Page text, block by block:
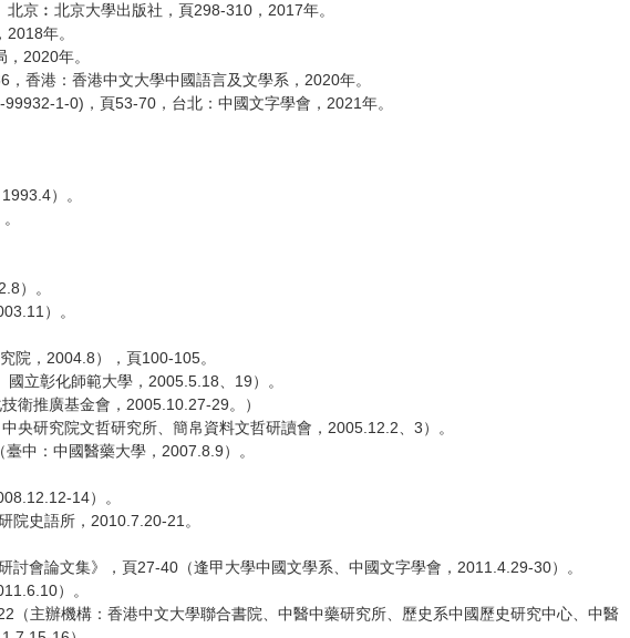
京︰北京大學出版社，頁298-310，2017年。
年。
2020年。
香港：香港中文大學中國語言及文學系，2020年。
1-0)，頁53-70，台北：中國文字學會，2021年。
）。
）。
）。
院，2004.8），頁100-105。
立彰化師範大學，2005.5.18、19）。
衛推廣基金會，2005.10.27-29。）
央研究院文哲研究所、簡帛資料文哲研讀會，2005.12.2、3）。
中：中國醫藥大學，2007.8.9）。
14）。
院史語所，2010.7.20-21。
會論文集》，頁27-40（逢甲大學中國文學系、中國文字學會，2011.4.29-30）。
）。
主辦機構：香港中文大學聯合書院、中醫中藥研究所、歷史系中國歷史研究中心、中醫